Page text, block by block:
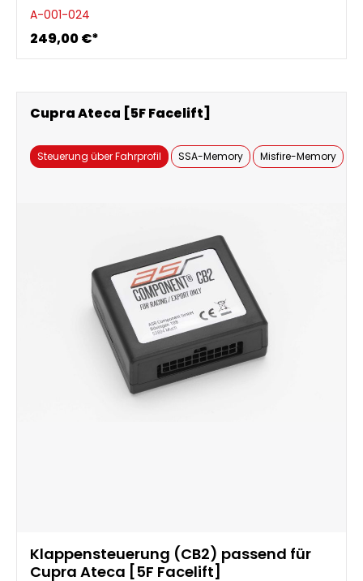
A-001-024
249,00 €*
Klappensteuerung (CB2) passend für
Cupra Ateca [5F Facelift]
Cupra Ateca [5F Facelift]
Steuerung über Fahrprofil SSA-Memory Misfire-Memory